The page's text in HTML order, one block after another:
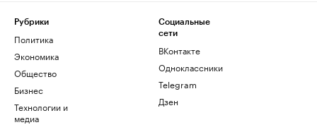
Рубрики
Политика
Экономика
Общество
Бизнес
Технологии и
медиа
Социальные
сети
ВКонтакте
Одноклассники
Telegram
Дзен